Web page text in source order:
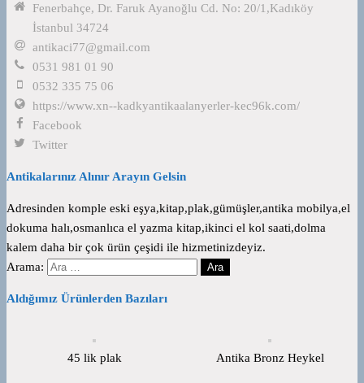
Fenerbahçe, Dr. Faruk Ayanoğlu Cd. No: 20/1,Kadıköy
İstanbul 34724
antikaci77@gmail.com
0531 981 01 90
0532 335 75 06
https://www.xn--kadkyantikaalanyerler-kec96k.com/
Facebook
Twitter
Antikalarınız Alınır Arayın Gelsin
Adresinden komple eski eşya,kitap,plak,gümüşler,antika mobilya,el
dokuma halı,osmanlıca el yazma kitap,ikinci el kol saati,dolma
kalem daha bir çok ürün çeşidi ile hizmetinizdeyiz.
Arama:
Aldığımız Ürünlerden Bazıları
45 lik plak Antika Bronz Heykel